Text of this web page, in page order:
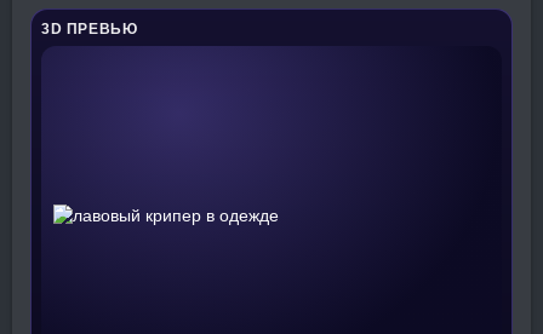
3D ПРЕВЬЮ